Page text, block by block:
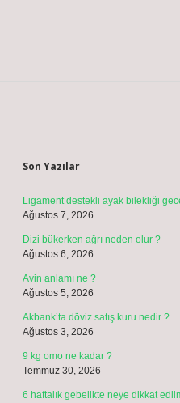
Son Yazılar
Ligament destekli ayak bilekliği
Ağustos 7, 2026
Dizi bükerken ağrı neden olur ?
Ağustos 6, 2026
Avin anlamı ne ?
Ağustos 5, 2026
Akbank’ta döviz satış kuru nedir ?
Ağustos 3, 2026
9 kg omo ne kadar ?
Temmuz 30, 2026
6 haftalık gebelikte neye dikkat